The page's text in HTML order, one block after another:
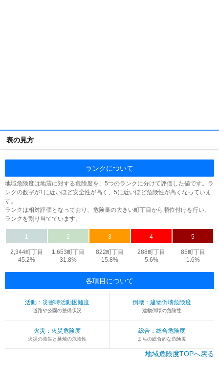
表の見方
ランクについて
地域危険度は地震に対する危険度を、5つのランクに分けて評価した値です。ラ
ンクの数字が1に近いほど安全性が高く、5に近いほど危険性が高くなっていま
す。
ランクは相対評価となっており、危険量の大きい町丁目から順位付けを行い、
ランクを割り当てています。
1 2 3 4 5
2,344町丁目
45.2%
1,653町丁目
31.8%
822町丁目
15.8%
288町丁目
5.6%
85町丁目
1.6%
各項目について
活動：災害時活動困難度
道路や公園の整備状況
倒壊：建物倒壊危険度
建物倒壊の危険性
火災：火災危険度
火災の発生と延焼の危険性
総合：総合危険度
まちの総合的な危険度
地域危険度TOPへ戻る